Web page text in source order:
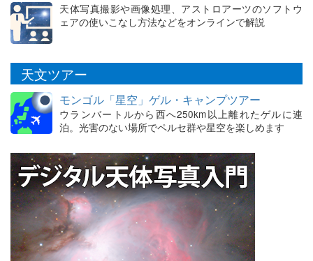
天体写真撮影や画像処理、アストロアーツのソフトウ
ェアの使いこなし方法などをオンラインで解説
天文ツアー
モンゴル「星空」ゲル・キャンプツアー
ウランバートルから西へ250km以上離れたゲルに連
泊。光害のない場所でペルセ群や星空を楽しめます